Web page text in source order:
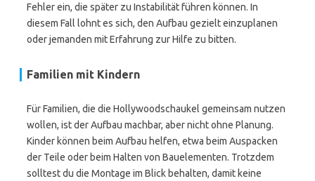
Fehler ein, die später zu Instabilität führen können. In
diesem Fall lohnt es sich, den Aufbau gezielt einzuplanen
oder jemanden mit Erfahrung zur Hilfe zu bitten.
Familien mit Kindern
Für Familien, die die Hollywoodschaukel gemeinsam nutzen
wollen, ist der Aufbau machbar, aber nicht ohne Planung.
Kinder können beim Aufbau helfen, etwa beim Auspacken
der Teile oder beim Halten von Bauelementen. Trotzdem
solltest du die Montage im Blick behalten, damit keine